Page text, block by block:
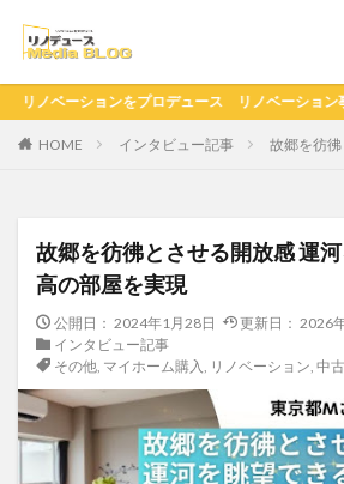
一挙公開
HOME インタビュー記事 故郷を彷
故郷を彷彿とさせる開放感 運
高の部屋を実現
公開日： 2024年1月28日 更新日： 2026
インタビュー記事
その他, マイホーム購入, リノベーション, 中